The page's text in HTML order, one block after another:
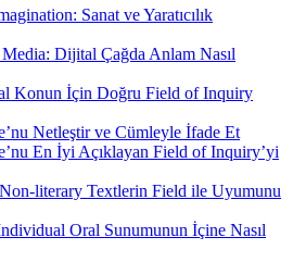
Sanat ve Yaratıcılık
Dijital Çağda Anlam Nasıl
Konun İçin Doğru Field of Inquiry
Netleştir ve Cümleyle İfade Et
En İyi Açıklayan Field of Inquiry’yi
literary Textlerin Field ile Uyumunu
Oral Sunumunun İçine Nasıl